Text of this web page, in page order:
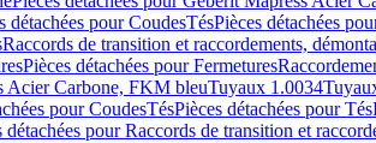
détachées pour CoudesTésPièces détachées
Raccords de transition et raccordements,
Pièces détachées pour Fermetures
Acier Carbone, FKM bleuTuyaux 1.0034
pour CoudesTésPièces détachées pour Tés
détachées pour Raccords de transition et